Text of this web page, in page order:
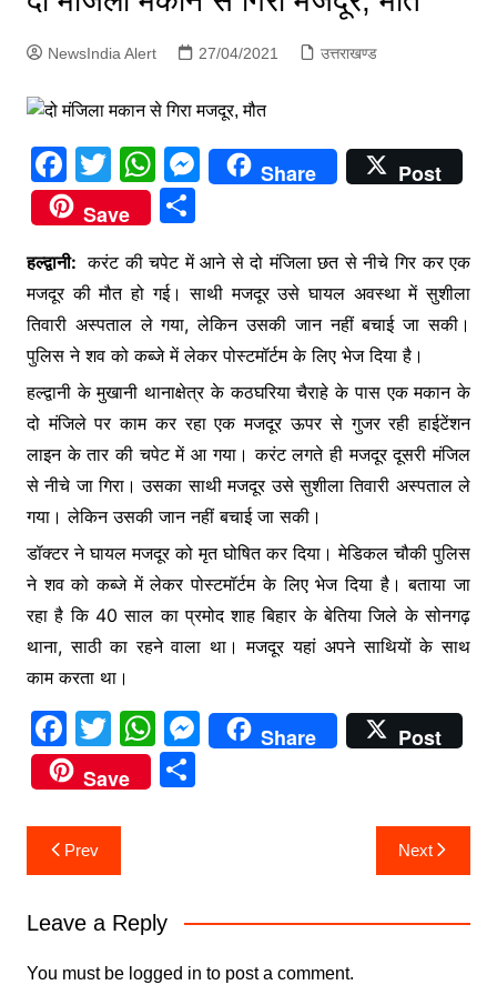
NewsIndia Alert 27/04/2021 उत्तराखण्ड
F
a
c
e
b
o
o
k
T
w
itt
er
W
h
at
s
A
p
p
M
e
s
e
n
g
er
Share
Post
Save
S
ar
e
हल्द्वानी: करंट की चपेट में आने से दो मंजिला छत से नीचे गिर कर एक
मजदूर की मौत हो गई। साथी मजदूर उसे घायल अवस्था में सुशीला
तिवारी अस्पताल ले गया, लेकिन उसकी जान नहीं बचाई जा सकी।
पुलिस ने शव को कब्जे में लेकर पोस्टमॉर्टम के लिए भेज दिया है।
हल्द्वानी के मुखानी थानाक्षेत्र के कठघरिया चैराहे के पास एक मकान के
दो मंजिले पर काम कर रहा एक मजदूर ऊपर से गुजर रही हाईटेंशन
लाइन के तार की चपेट में आ गया। करंट लगते ही मजदूर दूसरी मंजिल
से नीचे जा गिरा। उसका साथी मजदूर उसे सुशीला तिवारी अस्पताल ले
गया। लेकिन उसकी जान नहीं बचाई जा सकी।
डॉक्टर ने घायल मजदूर को मृत घोषित कर दिया। मेडिकल चौकी पुलिस
ने शव को कब्जे में लेकर पोस्टमॉर्टम के लिए भेज दिया है। बताया जा
रहा है कि 40 साल का प्रमोद शाह बिहार के बेतिया जिले के सोनगढ़
थाना, साठी का रहने वाला था। मजदूर यहां अपने साथियों के साथ
काम करता था।
F
a
c
e
b
o
k
T
w
itt
er
W
h
at
p
p
M
e
er
Share
Post
Save
S
Post
navigation
Prev Next
Leave a Reply
You must be logged in to post a comment.